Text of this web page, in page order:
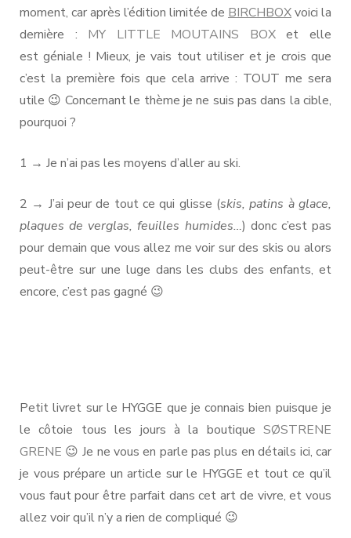
moment, car après l’édition limitée de BIRCHBOXvoici la
dernière : MY LITTLE MOUTAINS BOXet elle
est géniale ! Mieux, je vais tout utiliser et je crois que
c’est la première fois que cela arrive : TOUT me sera
utile 😉 Concernant le thème je ne suis pas dans la cible,
pourquoi ?
1 → Je n’ai pas les moyens d’aller au ski.
2 → J’ai peur de tout ce qui glisse (skis, patins à glace,
plaques de verglas, feuilles humides…) donc c’est pas
pour demain que vous allez me voir sur des skis ou alors
peut-être sur une luge dans les clubs des enfants, et
encore, c’est pas gagné 😉
Petit livret sur le HYGGE que je connais bien puisque je
le côtoie tous les jours à la boutique SØSTRENE
GRENE 😉 Je ne vous en parle pas plus en détails ici, car
je vous prépare un article sur le HYGGE et tout ce qu’il
vous faut pour être parfait dans cet art de vivre, et vous
allez voir qu’il n’y a rien de compliqué 😉